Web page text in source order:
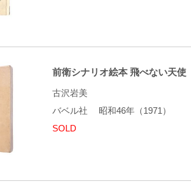
前衛シナリオ絵本 飛べない天使
古沢岩美
バベル社 昭和46年（1971）
SOLD